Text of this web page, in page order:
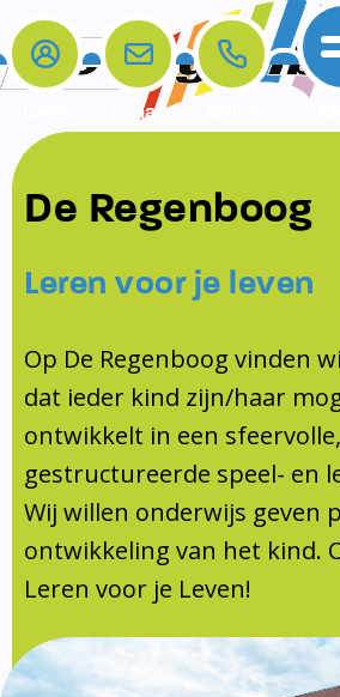
Home
De school
Opleiding en Stage
KomKids
Schoolvakanties
Ouderraad
Medezeggenschapsraad
Documentatie
Formulieren
SIKO
Ouders
Ouders
Contact
Contact
Contact
Samenwerkingen
Samenwerkingen
Schoollogopedist
E-mail
De Regenboog
Leren voor je leven
Op De Regenboog vinden
dat ieder kind zijn/haar
ontwikkelt in een sfeervolle,
gestructureerde speel- en
Wij willen onderwijs geven
ontwikkeling van het kind.
Leren voor je Leven!